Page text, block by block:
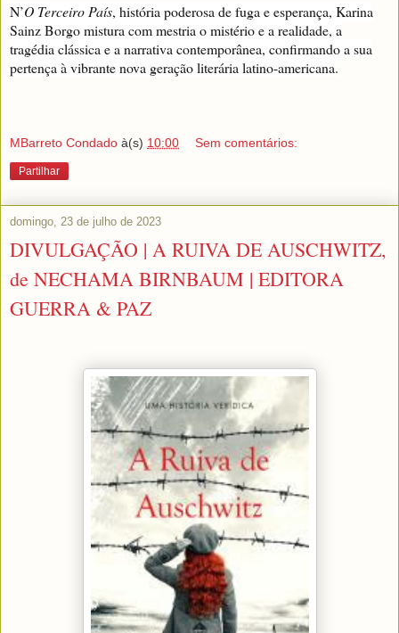
N’O Terceiro País, história poderosa de fuga e esperança, Karina
Sainz Borgo mistura com mestria o mistério e a realidade, a
tragédia clássica e a narrativa contemporânea, confirmando a sua
pertença à vibrante nova geração literária latino-americana.
MBarreto Condado à(s) 10:00 Sem comentários:
Partilhar
domingo, 23 de julho de 2023
DIVULGAÇÃO | A RUIVA DE AUSCHWITZ,
de NECHAMA BIRNBAUM | EDITORA
GUERRA & PAZ